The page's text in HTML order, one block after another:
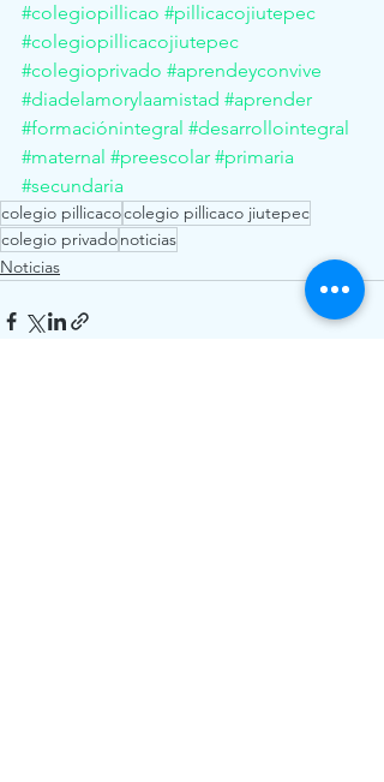
#colegiopillicao #pillicacojiutepec
#colegiopillicacojiutepec
#colegioprivado #aprendeyconvive
#diadelamorylaamistad #aprender
#formaciónintegral #desarrollointegral
#maternal #preescolar #primaria
#secundaria
colegio pillicacocolegio pillicaco jiutepec
colegio privadonoticias
Noticias